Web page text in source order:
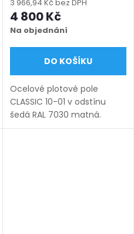
mm), šedá RAL 7030
matná
3 966,94 Kč bez DPH
4 800 Kč
Na objednání
DO KOŠÍKU
Ocelové plotové pole
CLASSIC 10-01 v odstínu
šedá RAL 7030 matná.
Bezúdržbová ocel (žárový